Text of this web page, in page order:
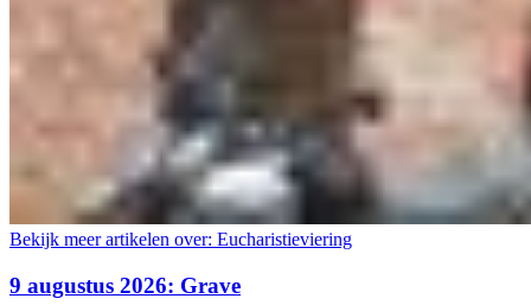
Bekijk meer artikelen over: Eucharistieviering
9 augustus 2026: Grave